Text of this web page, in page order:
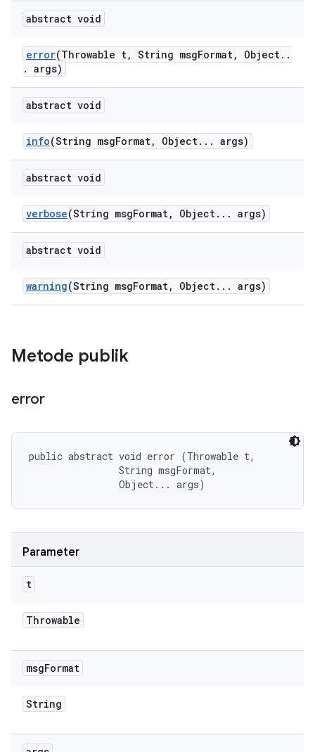
abstract void
error(Throwable t, String msgFormat, Object. .
. args)
abstract void
info(String msgFormat, Object. . . args)
abstract void
verbose(String msgFormat, Object. . . args)
abstract void
warning(String msgFormat, Object. . . args)
Metode publik
error
public abstract void error (Throwable t,
                String msgFormat,
                Object... args)
Parameter
t
Throwable
msgFormat
String